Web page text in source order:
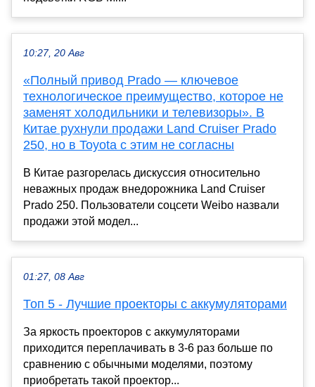
10:27, 20 Авг
«Полный привод Prado — ключевое
технологическое преимущество, которое не
заменят холодильники и телевизоры». В
Китае рухнули продажи Land Cruiser Prado
250, но в Toyota с этим не согласны
В Китае разгорелась дискуссия относительно
неважных продаж внедорожника Land Cruiser
Prado 250. Пользователи соцсети Weibo назвали
продажи этой модел...
01:27, 08 Авг
Топ 5 - Лучшие проекторы с аккумуляторами
За яркость проекторов с аккумуляторами
приходится переплачивать в 3-6 раз больше по
сравнению с обычными моделями, поэтому
приобретать такой проектор...